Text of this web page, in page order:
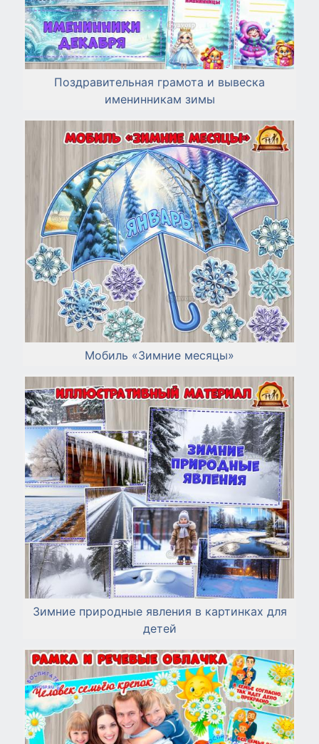
Поздравительная грамота и вывеска
именинникам зимы
Мобиль «Зимние месяцы»
Зимние природные явления в картинках для
детей